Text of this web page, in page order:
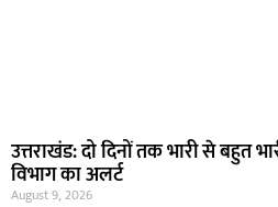
उत्तराखंड: दो दिनों तक भारी से बहुत
विभाग का अलर्ट
August 9, 2026